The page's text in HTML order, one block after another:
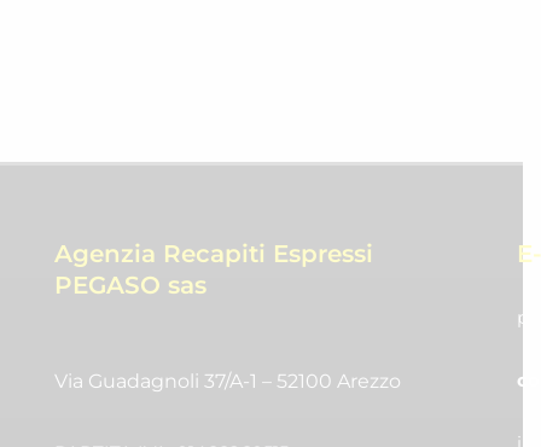
Agenzia Recapiti Espressi
PEGASO sas
Via Guadagnoli 37/A-1 – 52100 Arezzo